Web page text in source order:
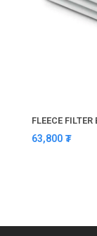
FLEECE
63,800 ₮